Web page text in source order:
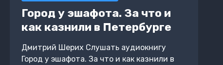
Город у эшафота. За что и
как казнили в Петербурге
Дмитрий Шерих Слушать аудиокнигу
Город у эшафота. За что и как казнили в